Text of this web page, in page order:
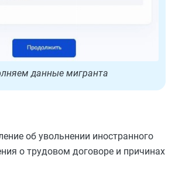
данные мигранта
об увольнении иностранного
о трудовом договоре и причинах